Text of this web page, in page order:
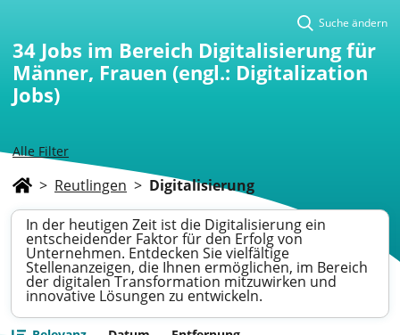
Alle Filter
Suche ändern
34 Jobs im Bereich Digitalisierung für
Männer, Frauen (engl.: Digitalization
Jobs)
> Reutlingen > Digitalisierung
In der heutigen Zeit ist die Digitalisierung ein
entscheidender Faktor für den Erfolg von
Unternehmen. Entdecken Sie vielfältige
Stellenanzeigen, die Ihnen ermöglichen, im Bereich
der digitalen Transformation mitzuwirken und
innovative Lösungen zu entwickeln.